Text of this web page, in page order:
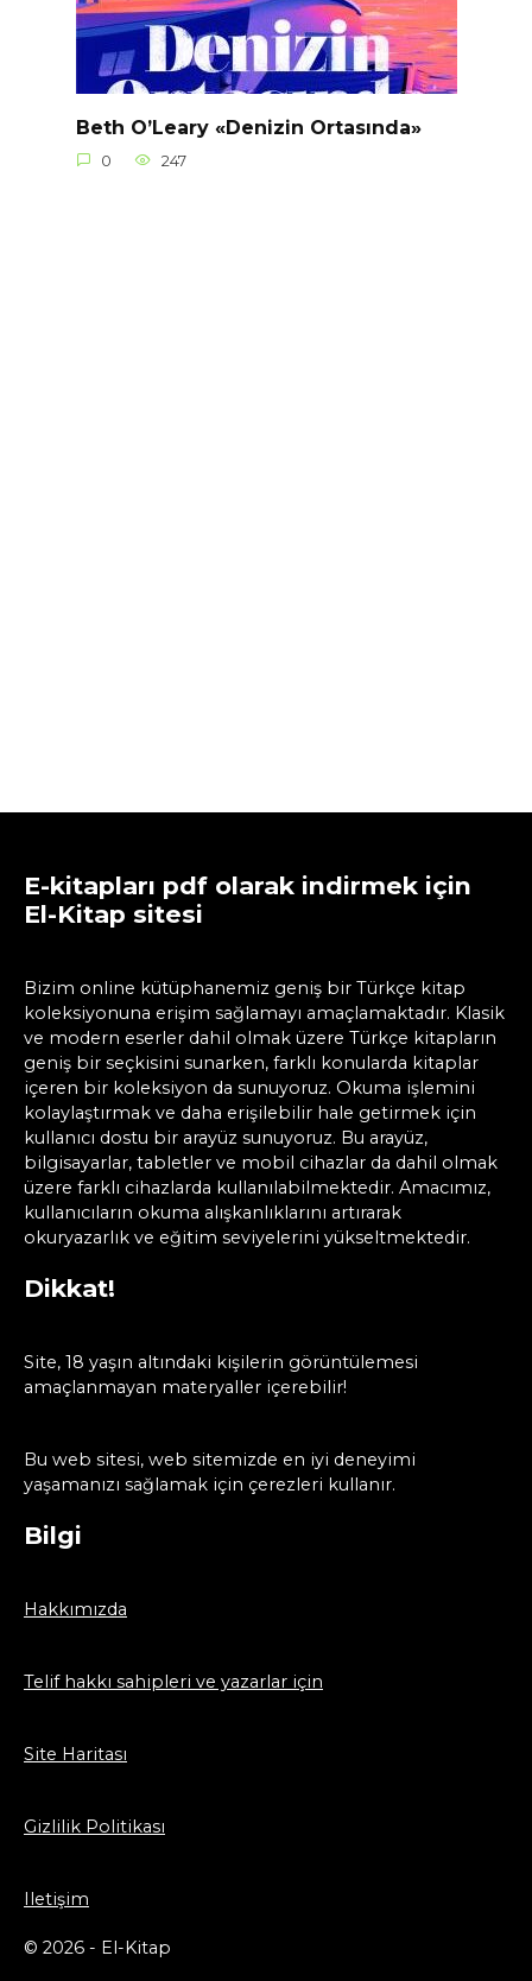
Beth O’Leary «Denizin Ortasında»
0 247
E-kitapları pdf olarak indirmek için
El-Kitap sitesi
Bizim online kütüphanemiz geniş bir Türkçe kitap
koleksiyonuna erişim sağlamayı amaçlamaktadır. Klasik
ve modern eserler dahil olmak üzere Türkçe kitapların
geniş bir seçkisini sunarken, farklı konularda kitaplar
içeren bir koleksiyon da sunuyoruz. Okuma işlemini
kolaylaştırmak ve daha erişilebilir hale getirmek için
kullanıcı dostu bir arayüz sunuyoruz. Bu arayüz,
bilgisayarlar, tabletler ve mobil cihazlar da dahil olmak
üzere farklı cihazlarda kullanılabilmektedir. Amacımız,
kullanıcıların okuma alışkanlıklarını artırarak
okuryazarlık ve eğitim seviyelerini yükseltmektedir.
Dikkat!
Site, 18 yaşın altındaki kişilerin görüntülemesi
amaçlanmayan materyaller içerebilir!
Bu web sitesi, web sitemizde en iyi deneyimi
yaşamanızı sağlamak için çerezleri kullanır.
Bilgi
Hakkımızda
Telif hakkı sahipleri ve yazarlar için
Site Haritası
Gizlilik Politikası
Iletişim
© 2026 - El-Kitap